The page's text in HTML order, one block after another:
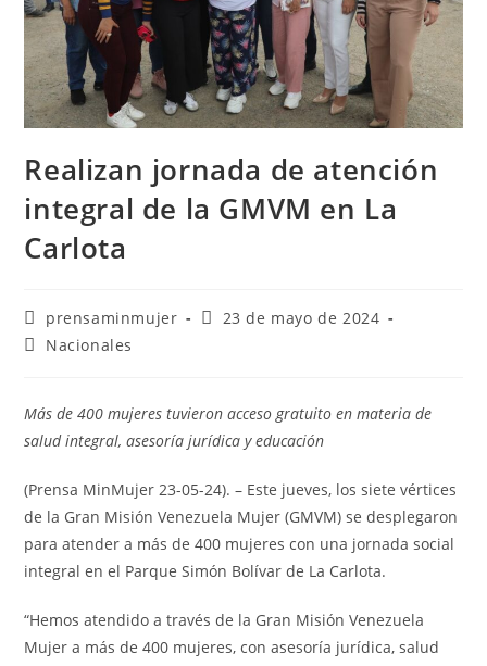
Realizan jornada de atención
integral de la GMVM en La
Carlota
prensaminmujer
23 de mayo de 2024
Nacionales
Más de 400 mujeres tuvieron acceso gratuito en materia de
salud integral, asesoría jurídica y educación
(Prensa MinMujer 23-05-24). – Este jueves, los siete vértices
de la Gran Misión Venezuela Mujer (GMVM) se desplegaron
para atender a más de 400 mujeres con una jornada social
integral en el Parque Simón Bolívar de La Carlota.
“Hemos atendido a través de la Gran Misión Venezuela
Mujer a más de 400 mujeres, con asesoría jurídica, salud